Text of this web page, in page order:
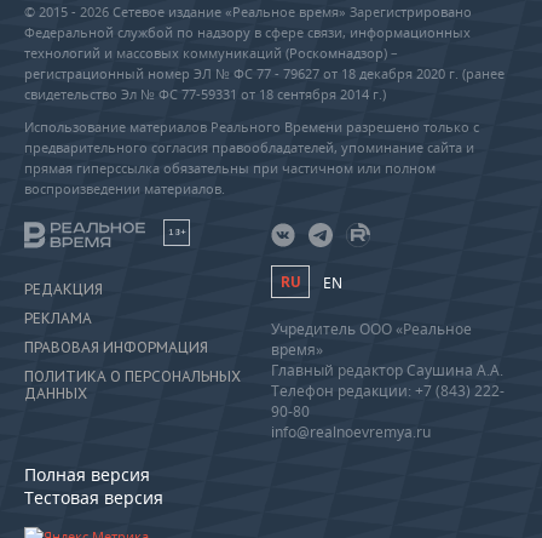
© 2015 - 2026 Сетевое издание «Реальное время» Зарегистрировано
Федеральной службой по надзору в сфере связи, информационных
технологий и массовых коммуникаций (Роскомнадзор) –
регистрационный номер ЭЛ № ФС 77 - 79627 от 18 декабря 2020 г. (ранее
свидетельство Эл № ФС 77-59331 от 18 сентября 2014 г.)
Использование материалов Реального Времени разрешено только с
предварительного согласия правообладателей, упоминание сайта и
прямая гиперссылка обязательны при частичном или полном
воспроизведении материалов.
18+
РЕДАКЦИЯ
РЕКЛАМА
ПРАВОВАЯ ИНФОРМАЦИЯ
ПОЛИТИКА О ПЕРСОНАЛЬНЫХ
ДАННЫХ
Полная версия
Тестовая версия
RU EN
Учредитель ООО «Реальное
время»
Главный редактор Саушина А.А.
Телефон редакции: +7 (843) 222-
90-80
info@realnoevremya.ru